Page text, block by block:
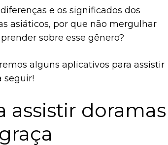
e os significados dos
asiáticos, por que não mergulhar
sobre esse gênero?
alguns aplicativos para assistir
seguir!
assistir doramas